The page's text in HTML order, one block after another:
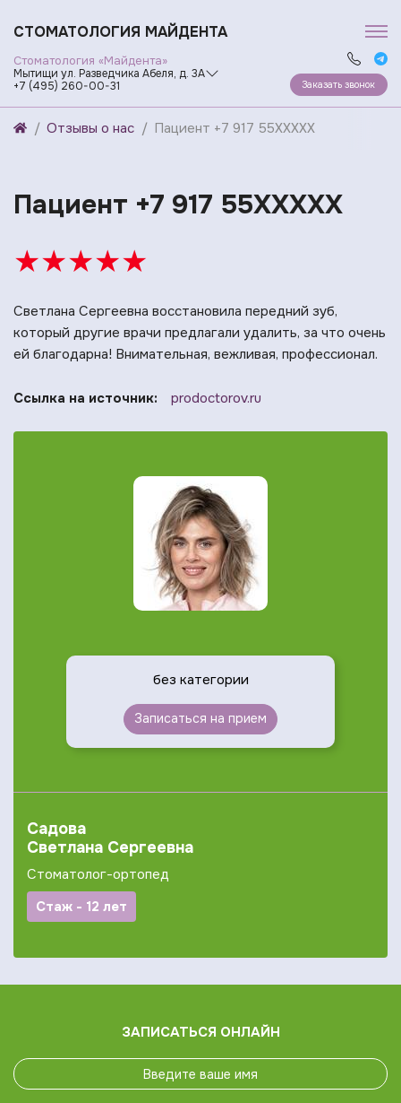
СТОМАТОЛОГИЯ МАЙДЕНТА
Стоматология «Майдента»
Мытищи ул. Разведчика Абеля, д. 3А
+7 (495) 260-00-31
Заказать звонок
Отзывы о нас Пациент +7 917 55XXXXX
Пациент +7 917 55XXXXX
★★★★★
Светлана Сергеевна восстановила передний зуб,
который другие врачи предлагали удалить, за что очень
ей благодарна! Внимательная, вежливая, профессионал.
Ссылка на источник: prodoctorov.ru
без категории
Записаться на прием
Садова
Светлана Сергеевна
Стоматолог-ортопед
Стаж - 12 лет
ЗАПИСАТЬСЯ ОНЛАЙН